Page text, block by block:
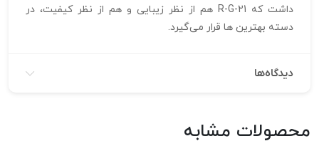
داشت که R-G-21 هم از نظر زیبایی و هم از نظر کیفیت، در
دسته بهترین‌ ها قرار می‌گیرد.
دیدگاه‌ها
محصولات مشابه